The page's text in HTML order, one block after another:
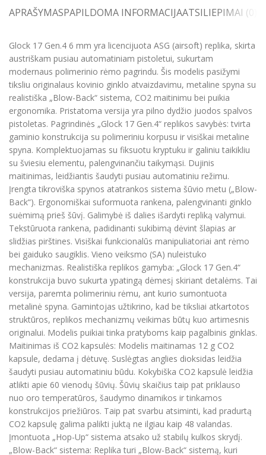
APRAŠYMASPAPILDOMA INFORMACIJAATSILIEPIMAI (0)
Glock 17 Gen.4 6 mm yra licencijuota ASG (airsoft) replika, skirta
austriškam pusiau automatiniam pistoletui, sukurtam
modernaus polimerinio rėmo pagrindu. Šis modelis pasižymi
tiksliu originalaus kovinio ginklo atvaizdavimu, metaline spyna su
realistiška „Blow-Back“ sistema, CO2 maitinimu bei puikia
ergonomika. Pristatoma versija yra pilno dydžio juodos spalvos
pistoletas. Pagrindinės „Glock 17 Gen.4“ replikos savybės: tvirta
gaminio konstrukcija su polimeriniu korpusu ir visiškai metaline
spyna. Komplektuojamas su fiksuotu kryptuku ir galiniu taikikliu
su šviesiu elementu, palengvinančiu taikymąsi. Dujinis
maitinimas, leidžiantis šaudyti pusiau automatiniu režimu.
Įrengta tikroviška spynos atatrankos sistema šūvio metu („Blow-
Back“). Ergonomiškai suformuota rankena, palengvinanti ginklo
suėmimą prieš šūvį. Galimybė iš dalies išardyti repliką valymui.
Tekstūruota rankena, padidinanti sukibimą dėvint šlapias ar
slidžias pirštines. Visiškai funkcionalūs manipuliatoriai ant rėmo
bei gaiduko saugiklis. Vieno veiksmo (SA) nuleistuko
mechanizmas. Realistiška replikos gamyba: „Glock 17 Gen.4“
konstrukcija buvo sukurta ypatingą dėmesį skiriant detalėms. Tai
versija, paremta polimeriniu rėmu, ant kurio sumontuota
metalinė spyna. Gamintojas užtikrino, kad be tiksliai atkartotos
struktūros, replikos mechanizmų veikimas būtų kuo artimesnis
originalui. Modelis puikiai tinka pratyboms kaip pagalbinis ginklas.
Maitinimas iš CO2 kapsulės: Modelis maitinamas 12 g CO2
kapsule, dedama į dėtuvę. Suslėgtas anglies dioksidas leidžia
šaudyti pusiau automatiniu būdu. Kokybiška CO2 kapsulė leidžia
atlikti apie 60 vienodų šūvių. Šūvių skaičius taip pat priklauso
nuo oro temperatūros, šaudymo dinamikos ir tinkamos
konstrukcijos priežiūros. Taip pat svarbu atsiminti, kad pradurtą
CO2 kapsulę galima palikti įuktą ne ilgiau kaip 48 valandas.
Įmontuota „Hop-Up“ sistema atsako už stabilų kulkos skrydį.
„Blow-Back“ sistema: Replika turi „Blow-Back“ sistemą, kuri